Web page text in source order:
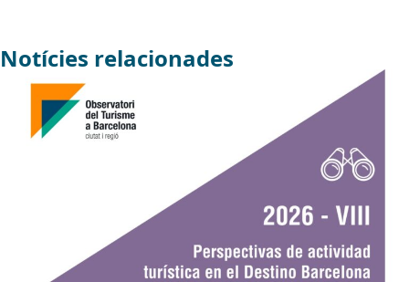
Notícies relacionades